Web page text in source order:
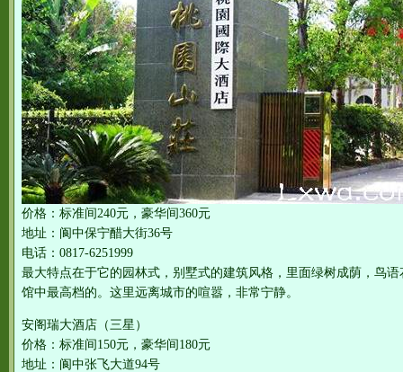
价格：标准间240元，豪华间360元
地址：阆中保宁醋大街36号
电话：0817-6251999
最大特点在于它的园林式，别墅式的建筑风格，里面绿树成荫，鸟
馆中最高档的。这里远离城市的喧嚣，非常宁静。
安阁瑞大酒店（三星）
价格：标准间150元，豪华间180元
地址：阆中张飞大道94号